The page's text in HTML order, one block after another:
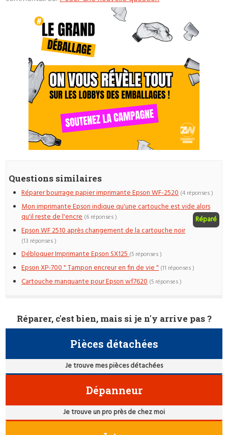
Questions similaires
Réparer bourrage papier imprimante Epson WF-2520 (4 réponses )
Mon imprimante Epson indique qu'une cartouche est vide alors
qu'il reste de l'encre
Réparé
(6 réponses )
Epson WF 2510 après changement de la cartouche noir
(13 réponses )
Débloquer Imprimante Epson SX125(5 réponses )
Epson XP-700 " Tampon encreur en fin de vie " (11 réponses )
Cartouche manquante pour Epson wf7620 (5 réponses )
Réparer, c'est bien, mais si je n'y arrive pas ?
Pièces détachées
Je trouve mes pièces détachées
Dépanneur
Je trouve un pro près de chez moi